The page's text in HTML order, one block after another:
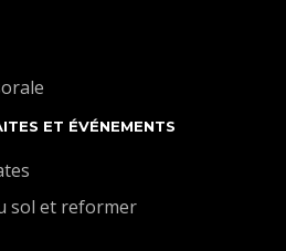
ET ÉVÉNEMENTS
sol et reformer